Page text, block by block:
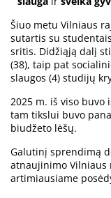
Šiuo metu Vilniaus
sutartis su
sritis. Didžiąją dalį
(38), taip pat
slaugos (4) studijų
2025 m. iš viso
tam tikslui buvo
biudžeto lėšų.
Galutinį sprendimą
atnaujinimo Vilniaus
artimiausiame